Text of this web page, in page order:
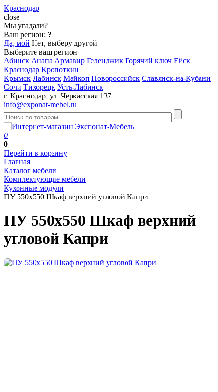
Краснодар
close
Мы угадали?
Ваш регион: ?
Да, мой Нет, выберу другой
Выберите ваш регион
Абинск Анапа Армавир Геленджик Горячий ключ Ейск
Краснодар Кропоткин
Крымск Лабинск Майкоп Новороссийск Славянск-на-Кубани
Сочи Тихорецк Усть-Лабинск
г. Краснодар, ул. Черкасская 137
info@exponat-mebel.ru
0
0
Перейти в корзину
Главная
Каталог мебели
Комплектующие мебели
Кухонные модули
ПУ 550х550 Шкаф верхний угловой Капри
ПУ 550х550 Шкаф верхний
угловой Капри